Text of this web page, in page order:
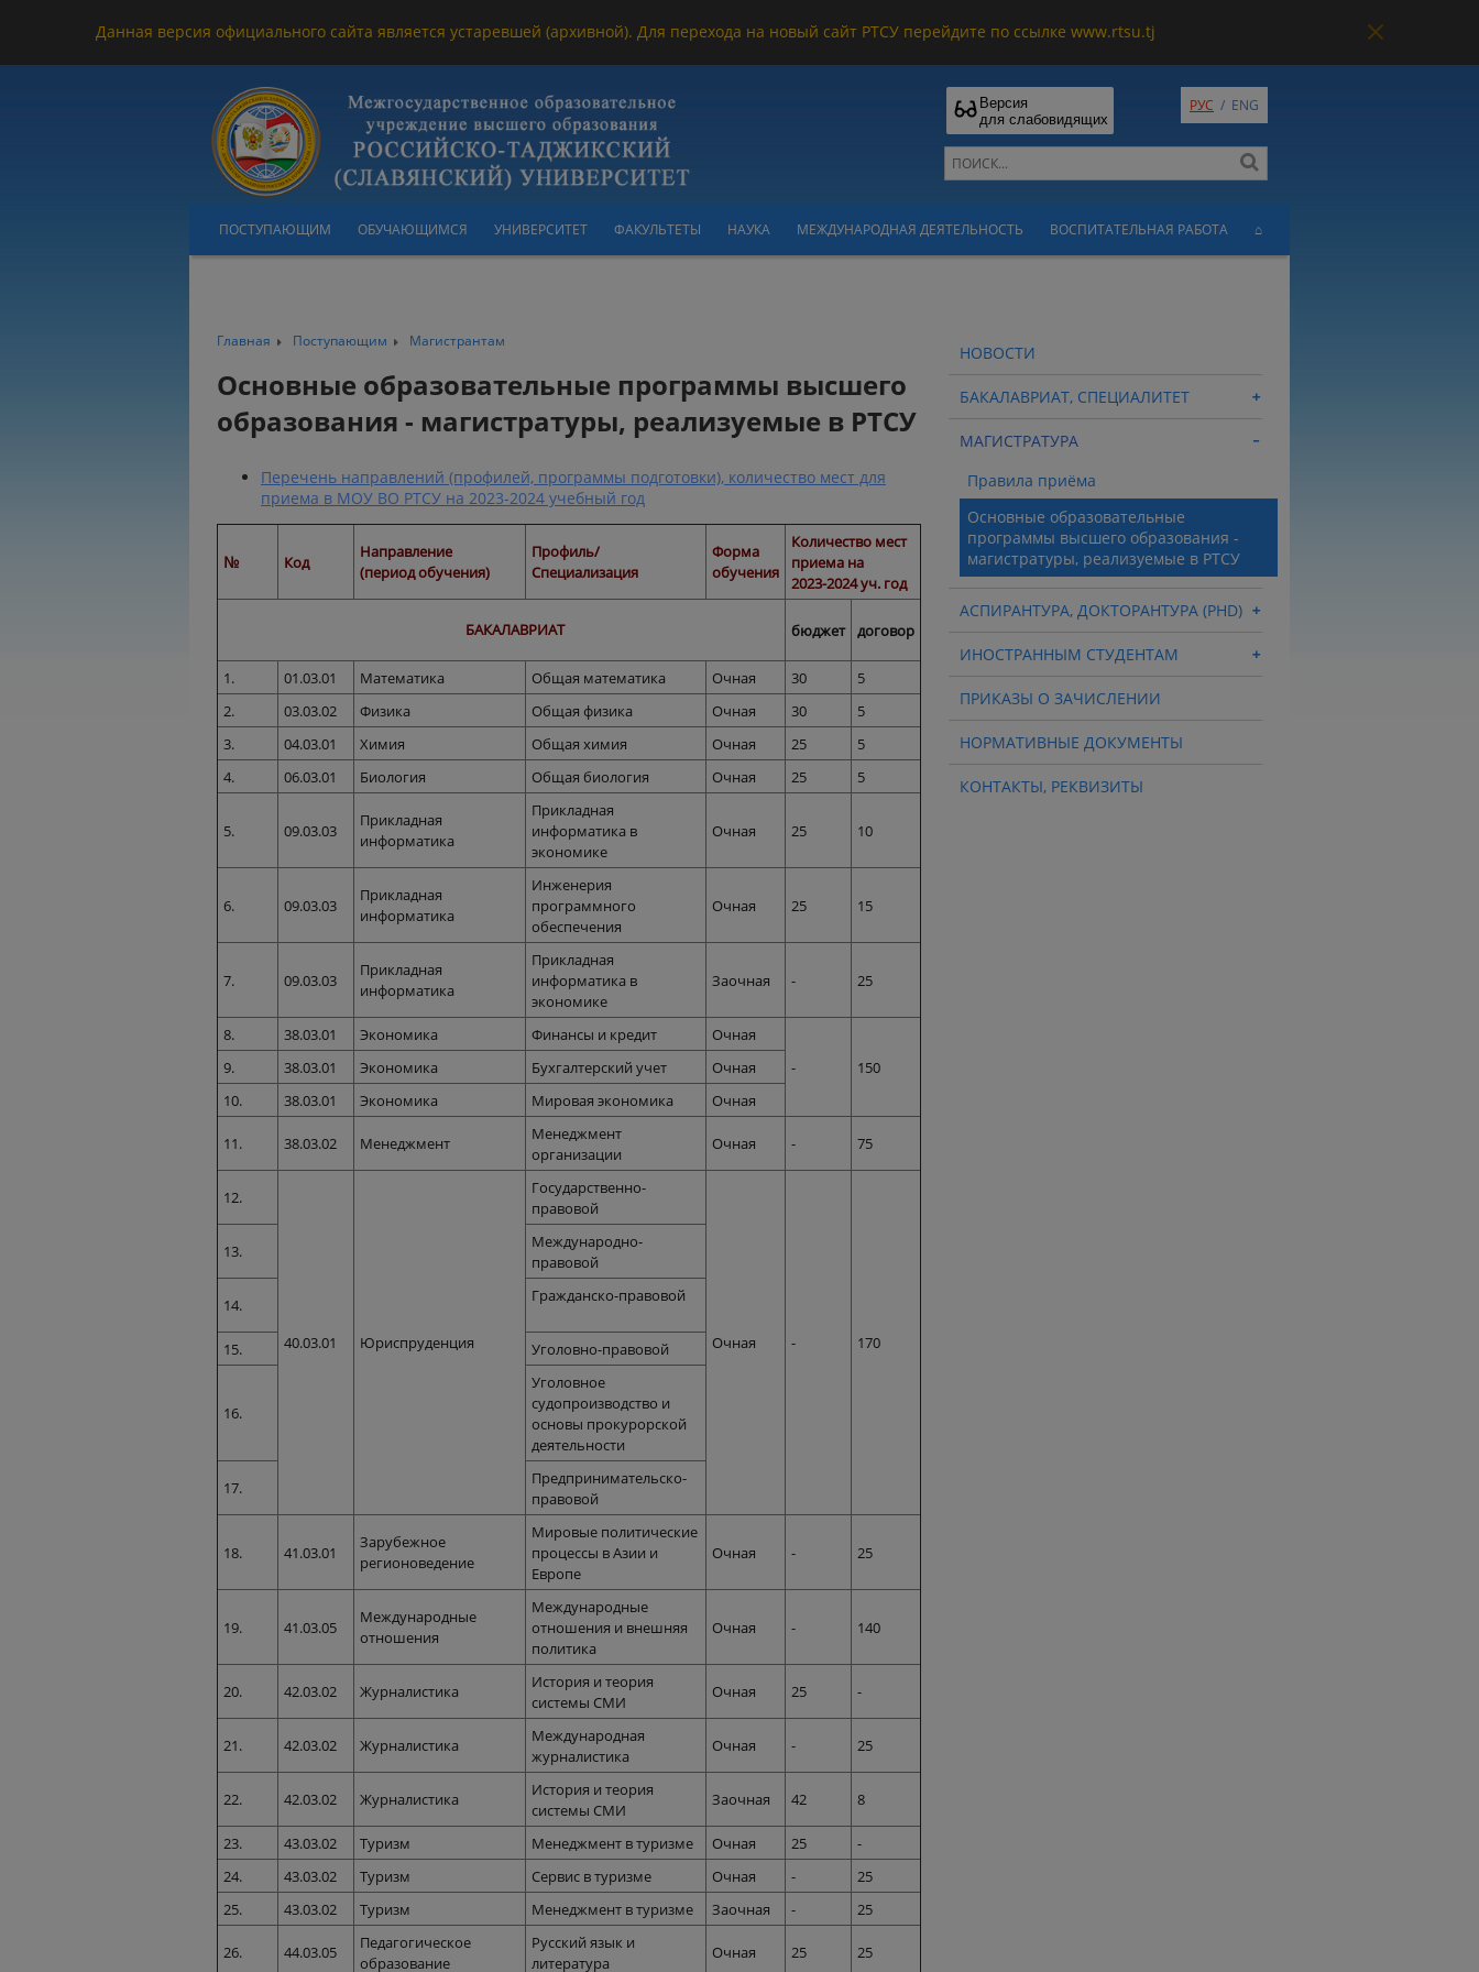
Данная версия официального сайта является устаревшей (архивной). Для перехода на новый сайт РТСУ перейдите по ссылке www.rtsu.tj
Версия
для слабовидящих
РУС / ENG
ПОСТУПАЮЩИМ ОБУЧАЮЩИМСЯ УНИВЕРСИТЕТ ФАКУЛЬТЕТЫ НАУКА МЕЖДУНАРОДНАЯ ДЕЯТЕЛЬНОСТЬ ВОСПИТАТЕЛЬНАЯ РАБОТА ⌂
Главная Поступающим Магистрантам
Основные образовательные программы высшего
образования - магистратуры, реализуемые в РТСУ
Перечень направлений (профилей, программы подготовки), количество мест для
приема в МОУ ВО РТСУ на 2023-2024 учебный год
№ Код
Направление
(период обучения)
Профиль/
Специализация
Форма
обучения
Количество мест
приема на
2023-2024 уч. год
БАКАЛАВРИАТ бюджет договор
1. 01.03.01 Математика Общая математика Очная 30
5
2.
03.03.02 Физика Общая физика Очная 30
5
3.
04.03.01 Химия Общая химия Очная 25
5
4.
06.03.01 Биология Общая биология Очная 25 5
5. 09.03.03
Прикладная
информатика
Прикладная
информатика в
экономике
Очная 25 10
6. 09.03.03
Прикладная
информатика
Инженерия
программного
обеспечения
Очная 25 15
7. 09.03.03
Прикладная
информатика
Прикладная
информатика в
экономике
Заочная - 25
8. 38.03.01 Экономика Финансы и кредит
Очная
-
150
9. 38.03.01 Экономика Бухгалтерский учет
Очная
10.
38.03.01 Экономика Мировая экономика Очная
11. 38.03.02 Менеджмент
Менеджмент
организации
Очная - 75
12.
40.03.01 Юриспруденция
Государственно-
правовой
Очная - 170
13.
Международно-
правовой
14. Гражданско-правовой
15. Уголовно-правовой
16.
Уголовное
судопроизводство и
основы прокурорской
деятельности
17.
Предпринимательско-
правовой
18. 41.03.01
Зарубежное
регионоведение
Мировые политические
процессы в Азии и
Европе
Очная - 25
19. 41.03.05
Международные
отношения
Международные
отношения и внешняя
политика
Очная - 140
20. 42.03.02 Журналистика
История и теория
системы СМИ
Очная 25 -
21. 42.03.02 Журналистика
Международная
журналистика
Очная - 25
22. 42.03.02 Журналистика
История и теория
системы СМИ
Заочная 42 8
23. 43.03.02 Туризм Менеджмент в туризме Очная 25
-
24.
43.03.02 Туризм Сервис в туризме Очная -
25
25.
43.03.02 Туризм Менеджмент в туризме Заочная - 25
26. 44.03.05
Педагогическое
образование
Русский язык и
литература
Очная 25 25
НОВОСТИ
БАКАЛАВРИАТ, СПЕЦИАЛИТЕТ
МАГИСТРАТУРА
Правила приёма
Основные образовательные
программы высшего образования -
магистратуры, реализуемые в РТСУ
АСПИРАНТУРА, ДОКТОРАНТУРА (PHD)
ИНОСТРАННЫМ СТУДЕНТАМ
ПРИКАЗЫ О ЗАЧИСЛЕНИИ
НОРМАТИВНЫЕ ДОКУМЕНТЫ
КОНТАКТЫ, РЕКВИЗИТЫ